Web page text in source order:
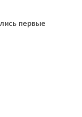
первые